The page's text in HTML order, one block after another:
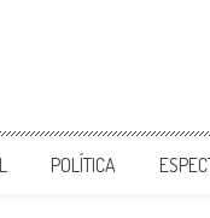
POLÍTICA